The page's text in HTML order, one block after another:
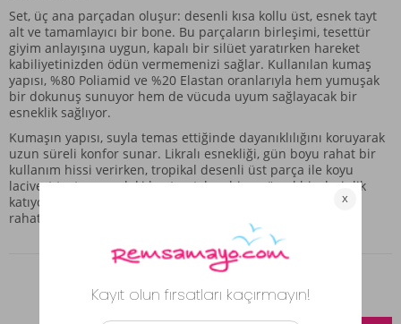
Set, üç ana parçadan oluşur: desenli kısa kollu üst, esnek tayt
alt ve tamamlayıcı bir bone. Bu parçaların birleşimi, tesettür
giyim anlayışına uygun, kapalı bir silüet yaratırken hareket
kabiliyetinizden ödün vermemenizi sağlar. Kullanılan kumaş
yapısı, %80 Poliamid ve %20 Elastan oranlarıyla hem yumuşak
bir dokunuş sunuyor hem de vücuda uyum sağlayacak bir
esneklik sağlıyor.
Kumaşın yapısı, suyla temas ettiğinde dayanıklılığını koruyarak
uzun süreli konfor sunar. Likralı esnekliği, gün boyu rahat bir
kullanım hissi verirken, tropikal desenli üst parça ile koyu
lacivert tayt arasındaki kontrast, kombine görsel bir derinlik
katıyor. Bu set, sadece suya özel bir giyimden öte, şıklığı ve
rahatlığı bir arada arayanlar için düşünülmüş bir parçadır.
Benzer Ürünler